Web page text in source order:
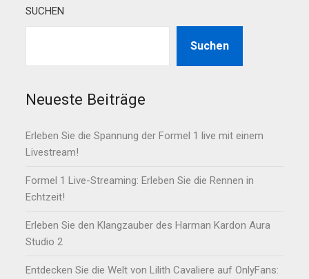
SUCHEN
Suchen
Neueste Beiträge
Erleben Sie die Spannung der Formel 1 live mit einem
Livestream!
Formel 1 Live-Streaming: Erleben Sie die Rennen in
Echtzeit!
Erleben Sie den Klangzauber des Harman Kardon Aura
Studio 2
Entdecken Sie die Welt von Lilith Cavaliere auf OnlyFans: